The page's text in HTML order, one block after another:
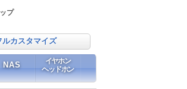
プ
ルカスタマイズ
NAS
イヤホン
ヘッドホン